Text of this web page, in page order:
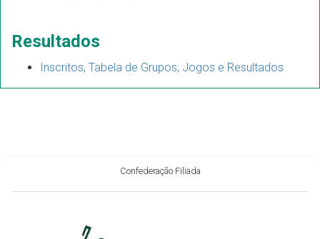
Resultados
Inscritos, Tabela de Grupos, Jogos e Resultados
Confederação Filiada